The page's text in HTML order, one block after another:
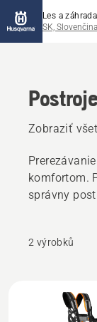
Les a záhrada
SK, Slovenčina
Zobraziť
komfortom.
správny
2 výrobků